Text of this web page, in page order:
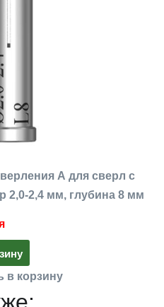
А для сверл с
2,0-2,4 мм, глубина 8 мм
в корзину